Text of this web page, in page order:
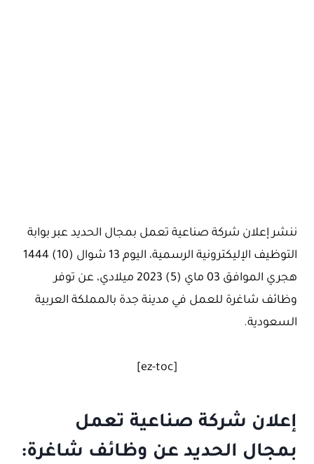
ننشر إعلان شركة صناعية تعمل بمجال الحديد عبر بوابة
التوظيف الإليكترونية الرسمية، اليوم 13 شوال (10) 1444
هجري الموافق 03 ماي (5) 2023 ميلادي، عن توفر
وظائف شاغرة للعمل في مدينة جدة بالمملكة العربية
السعودية.
[ez-toc]
إعلان شركة صناعية تعمل
بمجال الحديد عن وظائف شاغرة: